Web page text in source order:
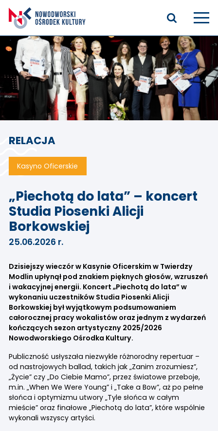
Aktualności
Kasyno Oficerskie
Kino
Zajęcia stałe
Kontakt
RELACJA
Kasyno Oficerskie
„Piechotą do lata” – koncert
Studia Piosenki Alicji
Borkowskiej
25.06.2026 r.
Dzisiejszy wieczór w Kasynie Oficerskim w Twierdzy
Modlin upłynął pod znakiem pięknych głosów, wzruszeń
i wakacyjnej energii. Koncert „Piechotą do lata” w
wykonaniu uczestników Studia Piosenki Alicji
Borkowskiej był wyjątkowym podsumowaniem
całorocznej pracy wokalistów oraz jednym z wydarzeń
kończących sezon artystyczny 2025/2026
Nowodworskiego Ośrodka Kultury.
Publiczność usłyszała niezwykle różnorodny repertuar –
od nastrojowych ballad, takich jak „Zanim zrozumiesz”,
„Życie” czy „Do Ciebie Mamo”, przez światowe przeboje,
m.in. „When We Were Young” i „Take a Bow”, aż po pełne
słońca i optymizmu utwory „Tyle słońca w całym
mieście” oraz finałowe „Piechotą do lata”, które wspólnie
wykonali wszyscy artyści.